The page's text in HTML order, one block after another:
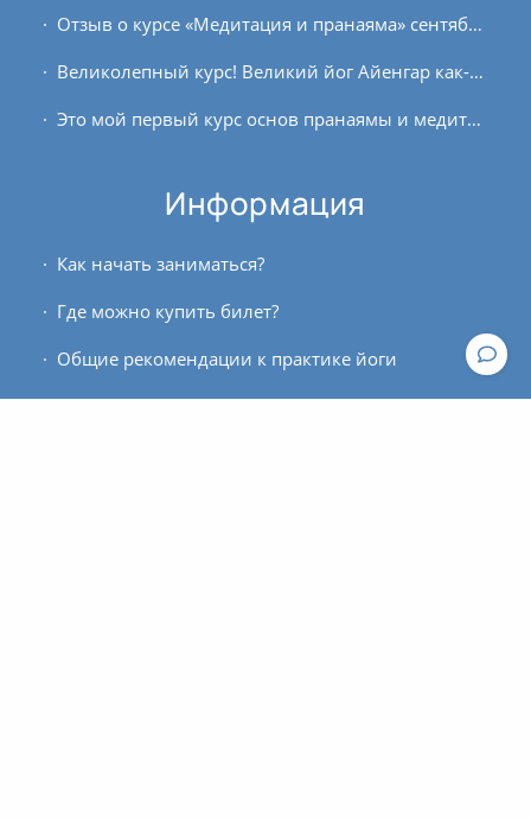
Отзыв о курсе «Медитация и пранаяма» сентябрь-октябрь 2017 (№2). Большую ценность этих занятий я увидела в том, что они помогают мне сформировать привычку заниматься дома. Порой...
Великолепный курс! Великий йог Айенгар как-то сказал, что после 60 обычно делают только пранаяму (но сам он делал и хатху). В этом что-то есть. Подтверждаю на своем опыте – 1,5...
Это мой первый курс основ пранаямы и медитации. Йогой заинтересовалась около года назад (благодаря клубу OUM.RU), тогда же начала переходить на вегетарианское питание. Несколько...
Информация
Как начать заниматься?
Где можно купить билет?
Общие рекомендации к практике йоги
Расписание занятий